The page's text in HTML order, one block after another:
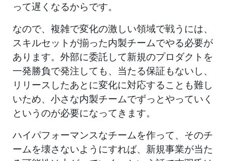
って遅くなるからです。
なので、複雑で変化の激しい領域で戦うには、
スキルセットが揃った内製チームでやる必要が
あります。外部に委託して新規のプロダクトを
一発勝負で発注しても、当たる保証もないし、
リリースしたあとに変化に対応することも難し
いため、小さな内製チームでずっとやっていく
というのが必要になってきます。
ハイパフォーマンスなチームを作って、そのチ
ームを壊さないようにすれば、新規事業が当た